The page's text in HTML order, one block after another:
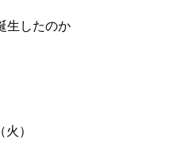
生したのか
）